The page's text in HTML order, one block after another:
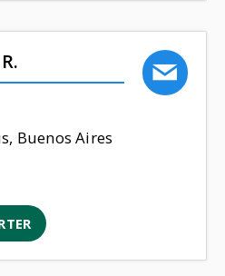
Buenos Aires